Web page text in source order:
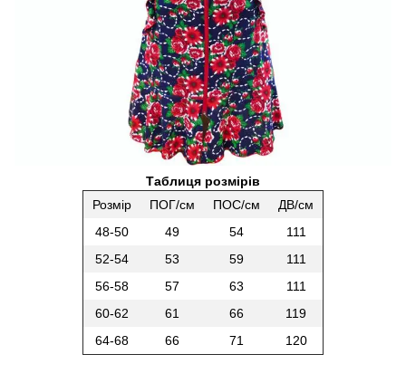
Таблиця розмірів
Розмір
ПОГ/см ПОС/см
ДВ/см
48-50
49 54
111
52-54
53 59
111
56-58
57 63
111
60-62
61 66
119
64-68
66 71 120